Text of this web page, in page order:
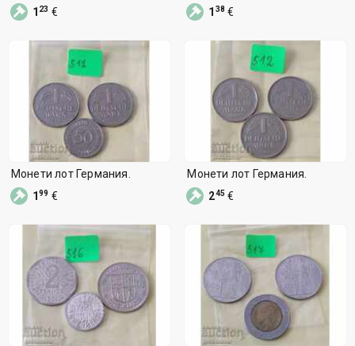
1 23 €
1 38 €
Монети лот Германия.
199 €
Монети лот Германия.
245 €